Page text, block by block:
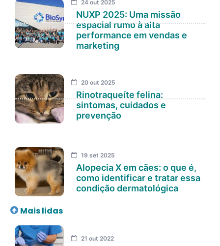
24 out 2025
NUXP 2025: Uma missão
espacial rumo à alta
performance em vendas e
marketing
20 out 2025
Rinotraqueíte felina:
sintomas, cuidados e
prevenção
19 set 2025
Alopecia X em cães: o que é,
como identificar e tratar essa
condição dermatológica
Mais lidas
21 out 2022